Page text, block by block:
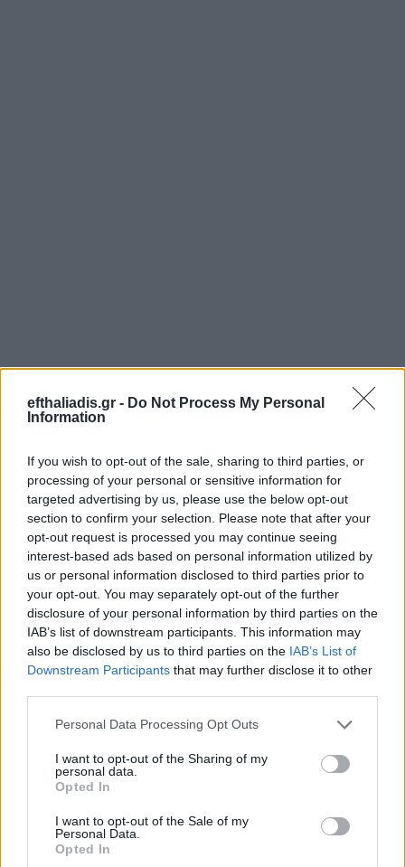
efthaliadis.gr - Do Not Process My Personal
Information
If you wish to opt-out of the sale, sharing to third parties, or
processing of your personal or sensitive information for
targeted advertising by us, please use the below opt-out
section to confirm your selection. Please note that after your
opt-out request is processed you may continue seeing
interest-based ads based on personal information utilized by
us or personal information disclosed to third parties prior to
your opt-out. You may separately opt-out of the further
disclosure of your personal information by third parties on the
IAB’s list of downstream participants. This information may
also be disclosed by us to third parties on the IAB’s List of
Downstream Participants that may further disclose it to other
Personal Data Processing Opt Outs
I want to opt-out of the Sharing of my
personal data.
Opted In
I want to opt-out of the Sale of my
Personal Data.
Opted In